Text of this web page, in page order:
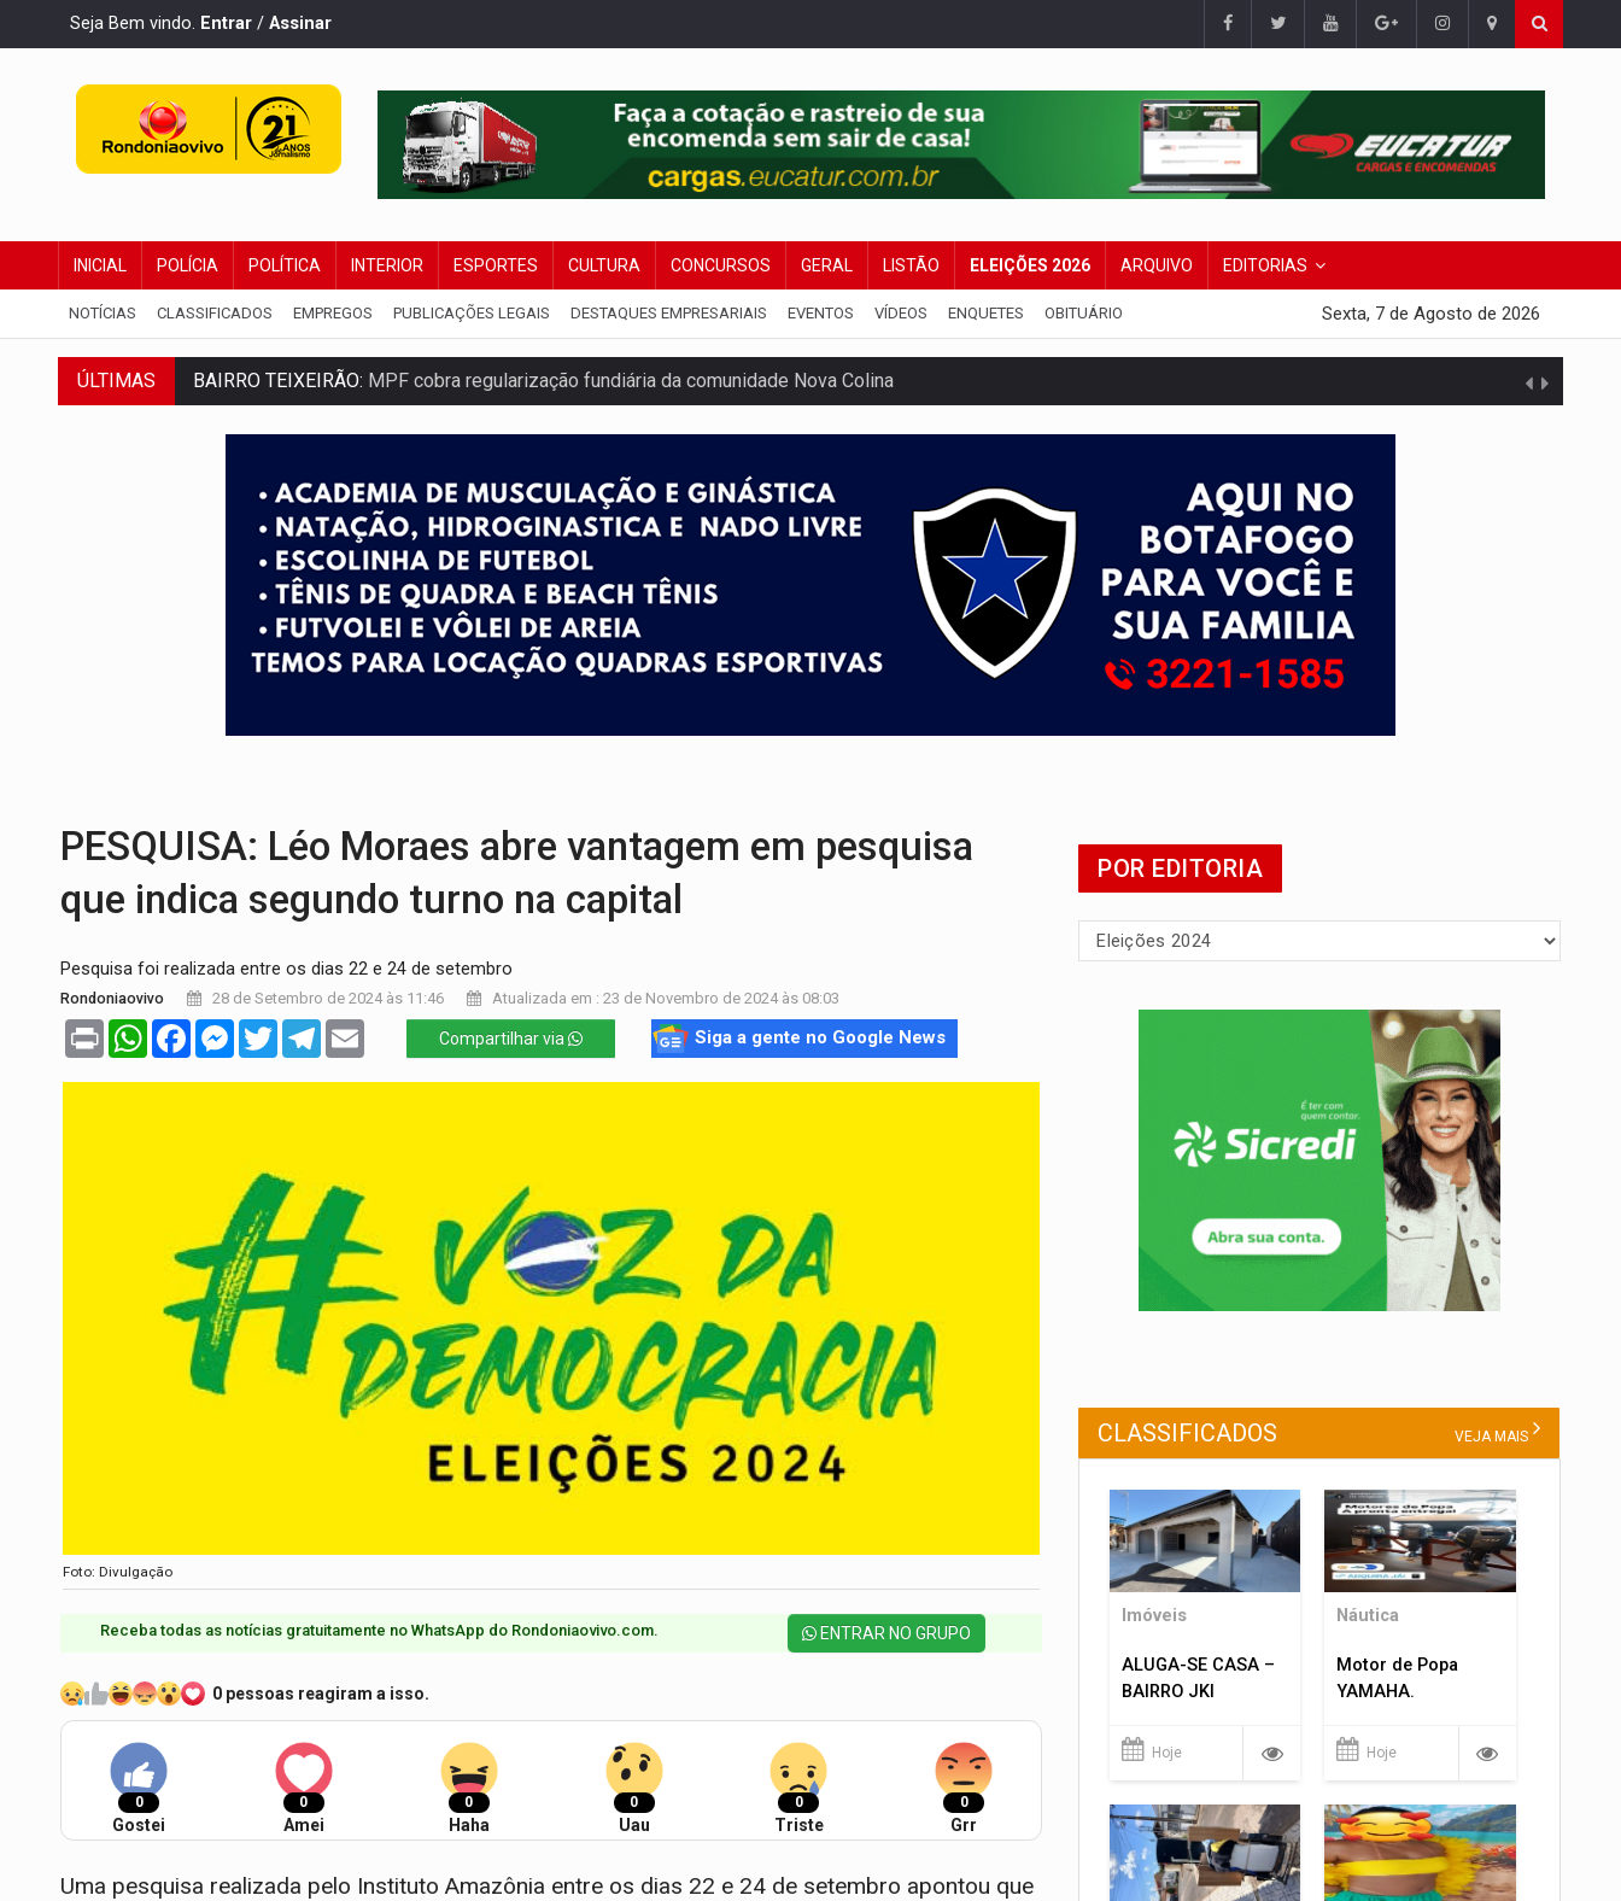
Seja Bem vindo. Entrar / Assinar
INICIAL POLÍCIA POLÍTICA INTERIOR ESPORTES CULTURA CONCURSOS GERAL LISTÃO ELEIÇÕES 2026 ARQUIVO EDITORIAS
NOTÍCIAS CLASSIFICADOS EMPREGOS PUBLICAÇÕES LEGAIS DESTAQUES EMPRESARIAIS EVENTOS VÍDEOS ENQUETES OBITUÁRIO Sexta, 7 de Agosto de 2026
ÚLTIMAS BAIRRO TEIXEIRÃO: MPF cobra regularização fundiária da comunidade Nova Colina
SUCESSO NA ABERTURA:2ª Feira Rondônia Empreendedora segue no Espaço Alternativo com entrada gratuita
REESTRUTURAÇÃO:Secretário da Seinfra de Porto Velho pede exoneração do cargo
SAÚDE INDÍGENA:Pirahã terão consultas e exames especializados durante expedição do SUS
ECONOMIA:Dia dos pais deve movimentar R$ 8,5 bilhões e RO projeta alta de 8,8%
DIA DOS PAIS:Bailarina da Praça organiza celebração gratuita neste domingo (9)
Perseguição a embarcação no rio Madeira termina com explosivos apreendidos
PESQUISA: Léo Moraes abre vantagem em pesquisa
que indica segundo turno na capital
Pesquisa foi realizada entre os dias 22 e 24 de setembro
Rondoniaovivo 28 de Setembro de 2024 às 11:46 Atualizada em : 23 de Novembro de 2024 às 08:03
Print WhatsAppFacebookMessenger
TwitterTelegram Compartilhar via Siga a gente no Google News
Foto: Divulgação
Receba todas as notícias gratuitamente no WhatsApp do Rondoniaovivo.com.​ ENTRAR NO GRUPO
0 pessoas reagiram a isso.
0
Gostei
0
Amei
0
Haha
0
Uau
0
Triste
0
Grr
Uma pesquisa realizada pelo Instituto Amazônia entre os dias 22 e 24 de setembro apontou que
POR EDITORIA
CLASSIFICADOS VEJA MAIS
Imóveis
ALUGA-SE CASA –
BAIRRO JKI
Hoje
Náutica
Motor de Popa
YAMAHA.
Hoje